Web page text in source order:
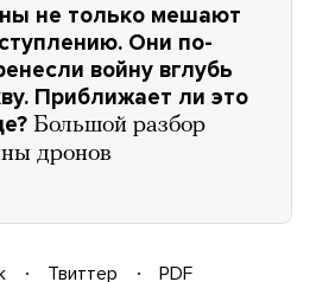
не только мешают
Они по-
войну вглубь
Приближает ли это
Большой разбор
дронов
Твиттер
PDF